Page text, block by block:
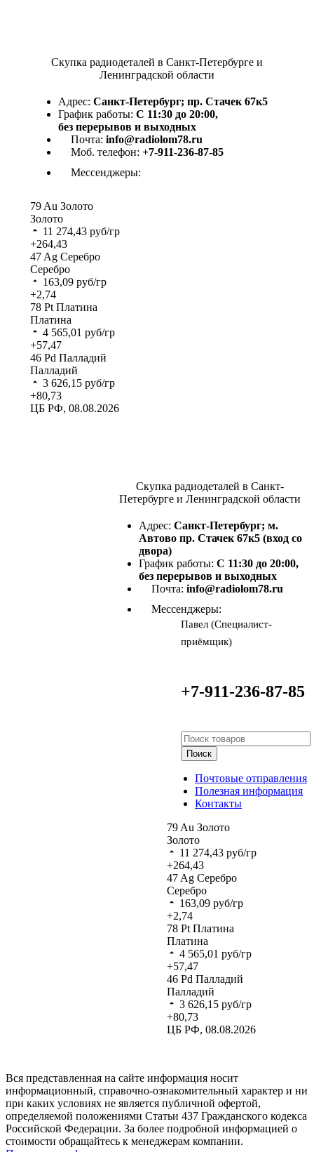
Скупка радиодеталей в Санкт-Петербурге и
Ленинградской области
Адрес: Санкт-Петербург; пр. Стачек 67к5
График работы: С 11:30 до 20:00,
без перерывов и выходных
Почта: info@radiolom78.ru
Моб. телефон: +7-911-236-87-85
Мессенджеры:
79Au Золото
Золото
11 274,43 руб/гр
+264,43
47Ag Серебро
Серебро
163,09 руб/гр
+2,74
78 Pt Платина
Платина
4 565,01 руб/гр
+57,47
46 Pd Палладий
Палладий
3 626,15 руб/гр
+80,73
ЦБ РФ, 08.08.2026
Скупка радиодеталей в Санкт-
Петербурге и Ленинградской области
Адрес: Санкт-Петербург; м.
Автово пр. Стачек 67к5 (вход со
двора)
График работы: С 11:30 до 20:00,
без перерывов и выходных
Почта: info@radiolom78.ru
Мессенджеры:
Павел (Специалист-
приёмщик)
+7-911-236-87-85
Поиск
Почтовые отправления
Полезная информация
Контакты
79 Au Золото
Золото
11 274,43 руб/гр
+264,43
47 Ag Серебро
Серебро
163,09 руб/гр
+2,74
78 Pt Платина
Платина
4 565,01 руб/гр
+57,47
46 Pd Палладий
Палладий
3 626,15 руб/гр
+80,73
ЦБ РФ, 08.08.2026
Вся представленная на сайте информация носит
информационный, справочно-ознакомительный характер и ни
при каких условиях не является публичной офертой,
определяемой положениями Статьи 437 Гражданского кодекса
Российской Федерации. За более подробной информацией о
стоимости обращайтесь к менеджерам компании.